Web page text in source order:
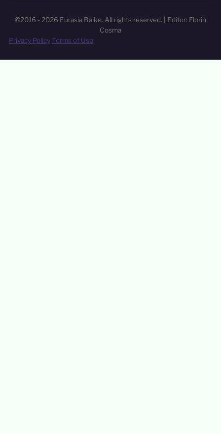
©2016 - 2026 Eurasia Baike. All rights reserved. | Editor: Florin
Cosma
Privacy PolicyTerms of Use